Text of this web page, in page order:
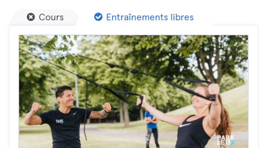
Cours Entraînements libres